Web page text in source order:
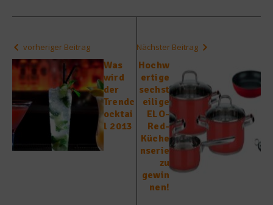
vorheriger Beitrag
Was
wird
der
Trendc
ocktai
l 2013
Nächster Beitrag
Hochw
ertige
sechst
eilige
ELO-
Red-
Küche
nserie
zu
gewin
nen!